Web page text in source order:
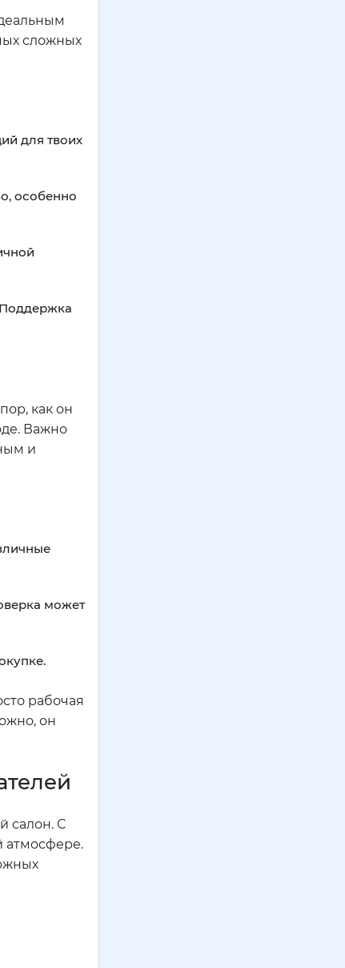
сложных
для твоих
особенно
как он
Важно
и
может
рабочая
он
салон. С
атмосфере.